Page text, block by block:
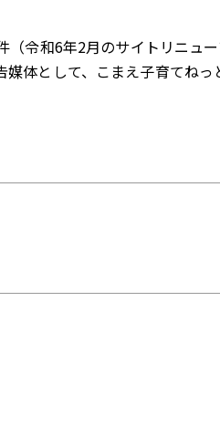
（令和6年2月のサイトリニュ
体として、こまえ子育てね